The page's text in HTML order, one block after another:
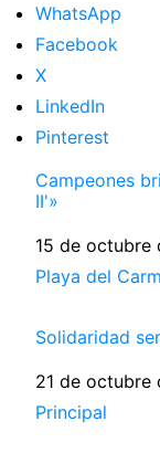
WhatsApp
Facebook
X
LinkedIn
Pinterest
Campeones
II'»
Fecha
15 de octubre
Respecto a
Playa del
Solidaridad
Fecha
21 de octubre
Respecto a
Principal